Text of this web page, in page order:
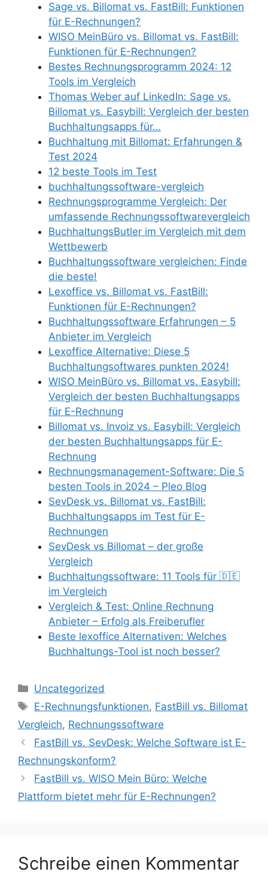
Sage vs. Billomat vs. FastBill: Funktionen
für E-Rechnungen?
WISO MeinBüro vs. Billomat vs. FastBill:
Funktionen für E-Rechnungen?
Bestes Rechnungsprogramm 2024: 12
Tools im Vergleich
Thomas Weber auf LinkedIn: Sage vs.
Billomat vs. Easybill: Vergleich der besten
Buchhaltungsapps für…
Buchhaltung mit Billomat: Erfahrungen &
Test 2024
12 beste Tools im Test
buchhaltungssoftware-vergleich
Rechnungsprogramme Vergleich: Der
umfassende Rechnungssoftwarevergleich
BuchhaltungsButler im Vergleich mit dem
Wettbewerb
Buchhaltungssoftware vergleichen: Finde
die beste!
Lexoffice vs. Billomat vs. FastBill:
Funktionen für E-Rechnungen?
Buchhaltungssoftware Erfahrungen – 5
Anbieter im Vergleich
Lexoffice Alternative: Diese 5
Buchhaltungsoftwares punkten 2024!
WISO MeinBüro vs. Billomat vs. Easybill:
Vergleich der besten Buchhaltungsapps
für E-Rechnung
Billomat vs. Invoiz vs. Easybill: Vergleich
der besten Buchhaltungsapps für E-
Rechnung
Rechnungsmanagement-Software: Die 5
besten Tools in 2024 – Pleo Blog
SevDesk vs. Billomat vs. FastBill:
Buchhaltungsapps im Test für E-
Rechnungen
SevDesk vs Billomat – der große
Vergleich
Buchhaltungssoftware: 11 Tools für 🇩🇪
im Vergleich
Vergleich & Test: Online Rechnung
Anbieter – Erfolg als Freiberufler
Beste lexoffice Alternativen: Welches
Buchhaltungs-Tool ist noch besser?
Kategorien
Uncategorized
Schlagwörter
E-Rechnungsfunktionen, FastBill vs. Billomat
Vergleich, Rechnungssoftware
FastBill vs. SevDesk: Welche Software ist E-
Rechnungskonform?
FastBill vs. WISO Mein Büro: Welche
Plattform bietet mehr für E-Rechnungen?
Schreibe einen Kommentar